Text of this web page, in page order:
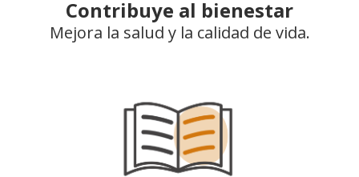
Contribuye al bienestar
Mejora la salud y la calidad de vida.